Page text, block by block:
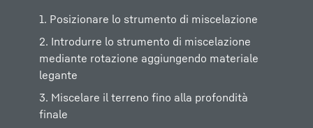
1. Posizionare lo strumento di miscelazione
2. Introdurre lo strumento di miscelazione
mediante rotazione aggiungendo materiale
legante
3. Miscelare il terreno fino alla profondità
finale
1. Posizionare lo strumento di miscelazione
2. Introdurre lo strumento di miscelazione
mediante rotazione aggiungendo materiale
legante
3. Miscelare il terreno fino alla profondità
finale